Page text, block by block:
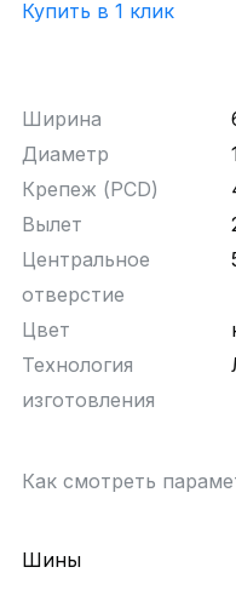
Купить в 1 клик
Ширина
Диаметр
Крепеж (PCD)
Вылет
Центральное
отверстие
Цвет
Технология
изготовления
Как смотреть
Шины